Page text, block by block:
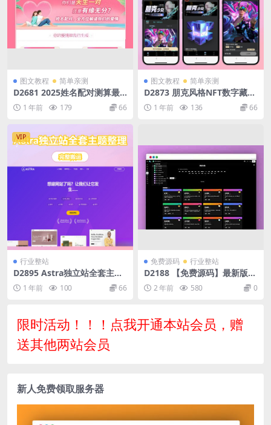
图文教程 简单亲测
D2681 2025姓名配对测算最
新源码
1 年前 179 66
图文教程 简单亲测
D2873 朋克风格NFT数字藏品
源码二开视频藏品展示带unia
pp 1 年前 136 66
VIP
行业整站
D2895 Astra独立站全套主题
整理 带pro版插件
1 年前 100 66
免费源码 行业整站
D2188 【免费源码】最新版C
hatGPT对话系统源码 Chat N
io系统源码
2 年前 580 0
限时活动！！！点我开通本站会员，赠
送其他两站会员
新人免费领取服务器